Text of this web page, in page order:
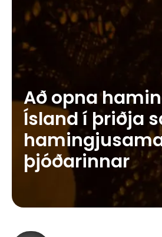
Að opna
Ísland í þriðja
þjóðarinnar